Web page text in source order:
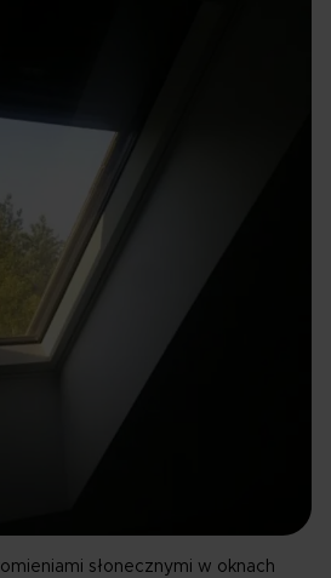
słonecznymi w oknach